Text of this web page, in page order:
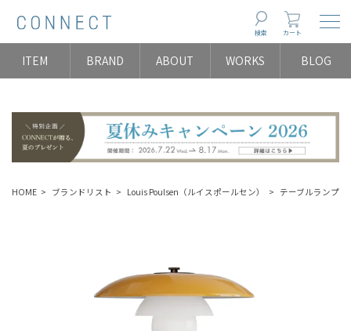
検索 カート
ITEM BRAND ABOUT WORKS BLOG
HOME ブランドリスト Louis Poulsen（ルイスポールセン） テーブルランプ